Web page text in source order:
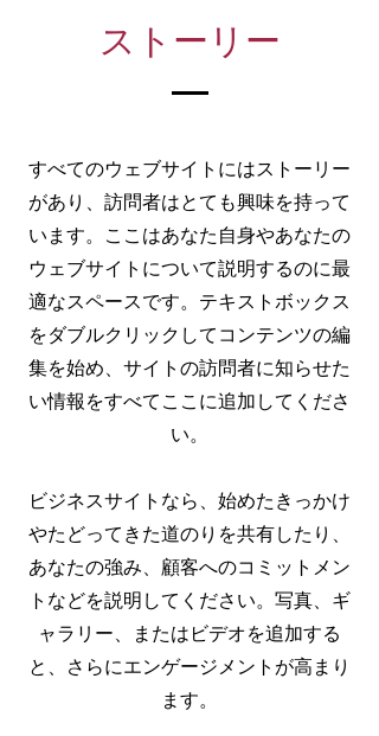
ストーリー
すべてのウェブサイトにはストーリー
があり、訪問者はとても興味を持って
います。ここはあなた自身やあなたの
ウェブサイトについて説明するのに最
適なスペースです。テキストボックス
をダブルクリックしてコンテンツの編
集を始め、サイトの訪問者に知らせた
い情報をすべてここに追加してくださ
い。
ビジネスサイトなら、始めたきっかけ
やたどってきた道のりを共有したり、
あなたの強み、顧客へのコミットメン
トなどを説明してください。写真、ギ
ャラリー、またはビデオを追加する
と、さらにエンゲージメントが高まり
ます。